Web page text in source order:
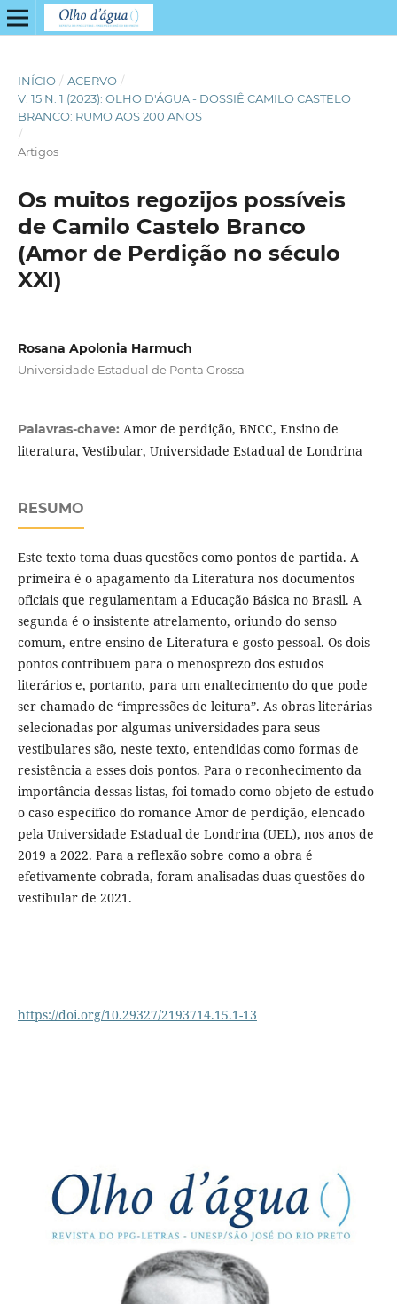
INÍCIO / ACERVO /
V. 15 N. 1 (2023): OLHO D'ÁGUA - DOSSIÊ CAMILO CASTELO
BRANCO: RUMO AOS 200 ANOS
/
Artigos
Os muitos regozijos possíveis
de Camilo Castelo Branco
(Amor de Perdição no século
XXI)
Rosana Apolonia Harmuch
Universidade Estadual de Ponta Grossa
Palavras-chave: Amor de perdição, BNCC, Ensino de
literatura, Vestibular, Universidade Estadual de Londrina
RESUMO
Este texto toma duas questões como pontos de partida. A
primeira é o apagamento da Literatura nos documentos
oficiais que regulamentam a Educação Básica no Brasil. A
segunda é o insistente atrelamento, oriundo do senso
comum, entre ensino de Literatura e gosto pessoal. Os dois
pontos contribuem para o menosprezo dos estudos
literários e, portanto, para um enaltecimento do que pode
ser chamado de “impressões de leitura”. As obras literárias
selecionadas por algumas universidades para seus
vestibulares são, neste texto, entendidas como formas de
resistência a esses dois pontos. Para o reconhecimento da
importância dessas listas, foi tomado como objeto de estudo
o caso específico do romance Amor de perdição, elencado
pela Universidade Estadual de Londrina (UEL), nos anos de
2019 a 2022. Para a reflexão sobre como a obra é
efetivamente cobrada, foram analisadas duas questões do
vestibular de 2021.
https://doi.org/10.29327/2193714.15.1-13